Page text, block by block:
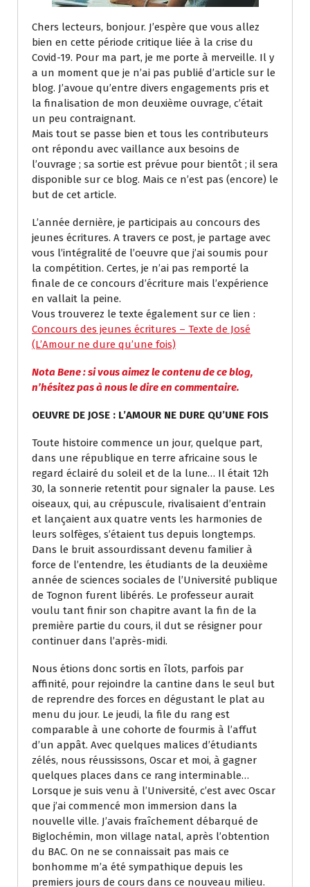
Chers lecteurs, bonjour. J’espère que vous allez
bien en cette période critique liée à la crise du
Covid-19. Pour ma part, je me porte à merveille. Il y
a un moment que je n’ai pas publié d’article sur le
blog. J’avoue qu’entre divers engagements pris et
la finalisation de mon deuxième ouvrage, c’était
un peu contraignant.
Mais tout se passe bien et tous les contributeurs
ont répondu avec vaillance aux besoins de
l’ouvrage ; sa sortie est prévue pour bientôt ; il sera
disponible sur ce blog. Mais ce n’est pas (encore) le
but de cet article.
L’année dernière, je participais au concours des
jeunes écritures. A travers ce post, je partage avec
vous l’intégralité de l’oeuvre que j’ai soumis pour
la compétition. Certes, je n’ai pas remporté la
finale de ce concours d’écriture mais l’expérience
en vallait la peine.
Vous trouverez le texte également sur ce lien :
Concours des jeunes écritures – Texte de José
(L’Amour ne dure qu’une fois)
Nota Bene : si vous aimez le contenu de ce blog,
n’hésitez pas à nous le dire en commentaire.
OEUVRE DE JOSE : L’AMOUR NE DURE QU’UNE FOIS
Toute histoire commence un jour, quelque part,
dans une république en terre africaine sous le
regard éclairé du soleil et de la lune… Il était 12h
30, la sonnerie retentit pour signaler la pause. Les
oiseaux, qui, au crépuscule, rivalisaient d’entrain
et lançaient aux quatre vents les harmonies de
leurs solfèges, s’étaient tus depuis longtemps.
Dans le bruit assourdissant devenu familier à
force de l’entendre, les étudiants de la deuxième
année de sciences sociales de l’Université publique
de Tognon furent libérés. Le professeur aurait
voulu tant finir son chapitre avant la fin de la
première partie du cours, il dut se résigner pour
continuer dans l’après-midi.
Nous étions donc sortis en îlots, parfois par
affinité, pour rejoindre la cantine dans le seul but
de reprendre des forces en dégustant le plat au
menu du jour. Le jeudi, la file du rang est
comparable à une cohorte de fourmis à l’affut
d’un appât. Avec quelques malices d’étudiants
zélés, nous réussissons, Oscar et moi, à gagner
quelques places dans ce rang interminable…
Lorsque je suis venu à l’Université, c’est avec Oscar
que j’ai commencé mon immersion dans la
nouvelle ville. J’avais fraîchement débarqué de
Biglochémin, mon village natal, après l’obtention
du BAC. On ne se connaissait pas mais ce
bonhomme m’a été sympathique depuis les
premiers jours de cours dans ce nouveau milieu.